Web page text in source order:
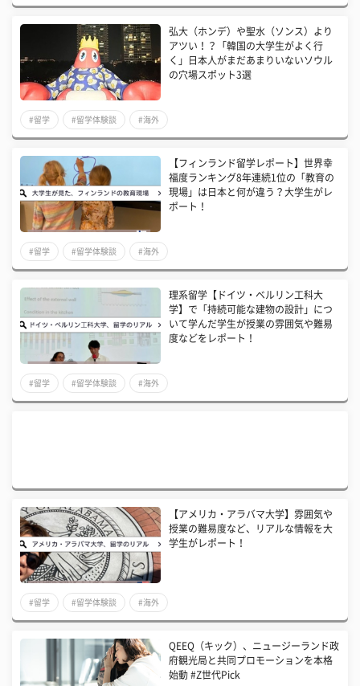
弘大（ホンデ）や聖水（ソンス）より
アツい！？「韓国の大学生がよく行
く」日本人がまだあまりいないソウル
の穴場スポット3選
#留学 #留学体験談 #海外
【フィンランド留学レポート】世界幸
福度ランキング8年連続1位の「教育の
現場」は日本と何が違う？大学生がレ
ポート！
#留学 #留学体験談 #海外
理系留学【ドイツ・ベルリン工科大
学】で「持続可能な建物の設計」につ
いて学んだ学生が授業の雰囲気や難易
度などをレポート！
#留学 #留学体験談 #海外
【アメリカ・アラバマ大学】雰囲気や
授業の難易度など、リアルな情報を大
学生がレポート！
#留学 #留学体験談 #海外
QEEQ（キック）、ニュージーランド政
府観光局と共同プロモーションを本格
始動 #Z世代Pick